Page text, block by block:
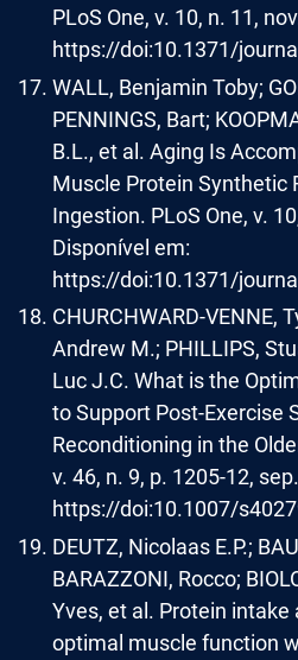
PLoS One, v. 10, n. 11,
https://doi:10.1371/
WALL, Benjamin Toby;
PENNINGS, Bart;
B.L., et al. Aging Is
Muscle Protein Synthetic
Ingestion. PLoS One, v.
Disponível em:
https://doi:10.1371/
CHURCHWARD-VENNE,
Andrew M.; PHILLIPS,
Luc J.C. What is the
to Support Post-Exercise
Reconditioning in the
v. 46, n. 9, p. 1205-12,
https://doi:10.1007/
DEUTZ, Nicolaas E.P.;
BARAZZONI, Rocco;
Yves, et al. Protein intake
optimal muscle function